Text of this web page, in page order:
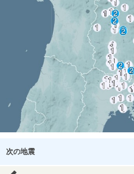
次の地震